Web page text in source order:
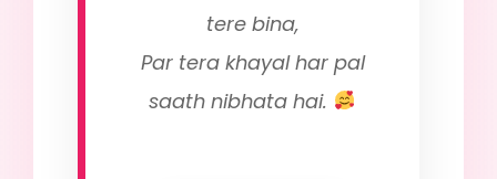
tere bina,
Par tera khayal har pal
saath nibhata hai.